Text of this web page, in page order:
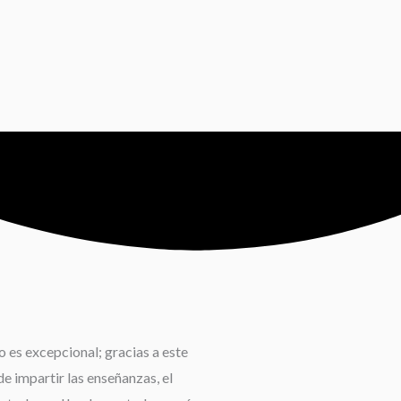
es excepcional; gracias a este
impartir las enseñanzas, el